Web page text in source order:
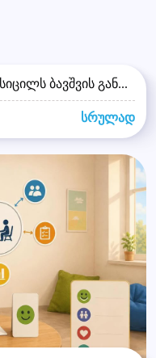
ბავშვის გან...
სრულად